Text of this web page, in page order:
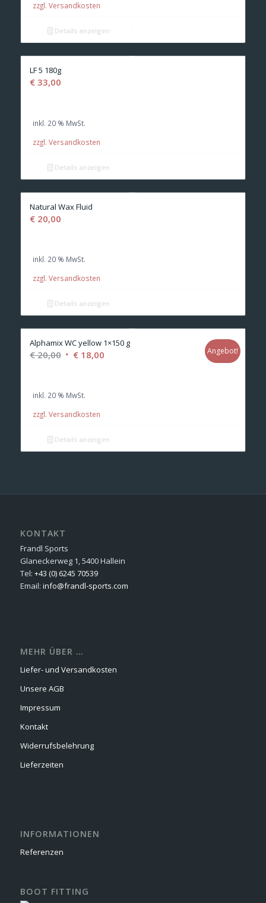
zzgl. Versandkosten
Details anzeigen
LF 5 180g
€33,00
inkl. 20 % MwSt.
zzgl. Versandkosten
Details anzeigen
Natural Wax Fluid
€20,00
inkl. 20 % MwSt.
zzgl. Versandkosten
Details anzeigen
Alphamix WC yellow 1×150 g
€20,00 Ursprünglicher
€ 20,00
€18,00Aktueller
Angebot!
inkl. 20 % MwSt.
zzgl. Versandkosten
Details anzeigen
KONTAKT
Frandl Sports
Glaneckerweg 1, 5400 Hallein
Tel: +43 (0) 6245 70539
Email: info@frandl-sports.com
MEHR ÜBER …
Liefer- und Versandkosten
Unsere AGB
Impressum
Kontakt
Widerrufsbelehrung
Lieferzeiten
INFORMATIONEN
Referenzen
BOOT FITTING